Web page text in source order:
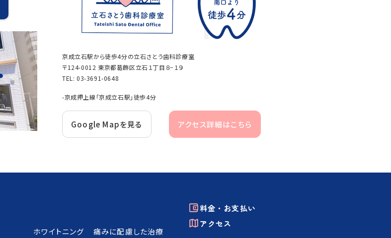
京成立石駅から徒歩4分の立石さとう歯科診療室
〒124-0012 東京都葛飾区立石１丁目８−１９
TEL: 03-3691-0648
-京成押上線「京成立石駅」徒歩4分
Google Mapを見る アクセス詳細はこちら
ホワイトニング 痛みに配慮した治療
料金・お支払い
アクセス